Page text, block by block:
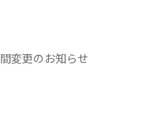
変更のお知らせ